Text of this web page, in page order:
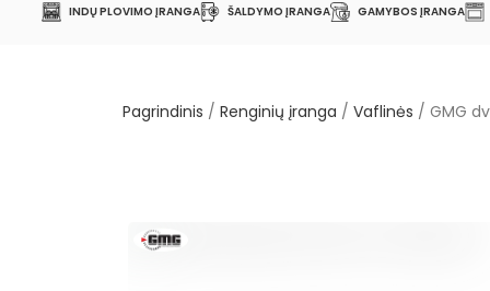
INDŲ PLOVIMO ĮRANGA ŠALDYMO ĮRANGA GAMYBOS ĮRANGA
Pagrindinis / Renginių įranga / Vaflinės / GMG